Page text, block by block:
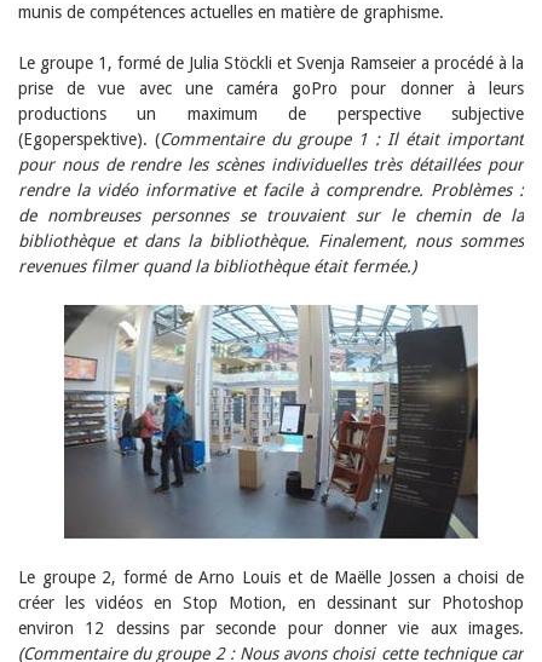
Septembre 2025
Juin 2025
Mars 2025
Février 2025
Janvier 2025
2024
2023
2022
2021
2020
2019
2016
2015
2014
2013
2012
munis de compétences actuelles en matière de graphisme.
Le groupe 1, formé de Julia Stöckli et Svenja Ramseier a procédé à la
prise de vue avec une caméra goPro pour donner à leurs
productions un maximum de perspective subjective
(Egoperspektive). (Commentaire du groupe 1 : Il était important
pour nous de rendre les scènes individuelles très détaillées pour
rendre la vidéo informative et facile à comprendre. Problèmes :
de nombreuses personnes se trouvaient sur le chemin de la
bibliothèque et dans la bibliothèque. Finalement, nous sommes
revenues filmer quand la bibliothèque était fermée.)
Le groupe 2, formé de Arno Louis et de Maëlle Jossen a choisi de
créer les vidéos en Stop Motion, en dessinant sur Photoshop
environ 12 dessins par seconde pour donner vie aux images.
(Commentaire du groupe 2 : Nous avons choisi cette technique car